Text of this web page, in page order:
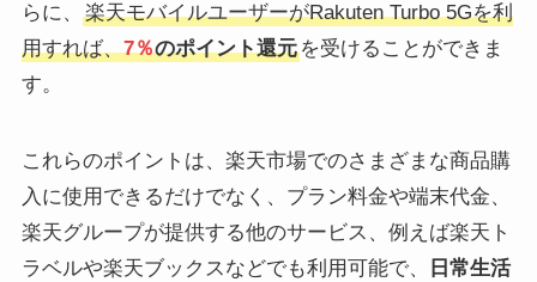
らに、
楽天モバイルユーザーがRakuten Turbo 5Gを利
用すれば、7％のポイント還元を受けることができま
す。
これらのポイントは、楽天市場でのさまざまな商品購
入に使用できるだけでなく、プラン料金や端末代金、
楽天グループが提供する他のサービス、例えば楽天ト
ラベルや楽天ブックスなどでも利用可能で、
日常生活